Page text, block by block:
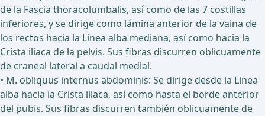
de la Fascia thoracolumbalis, así como de las 7 costillas
inferiores, y se dirige como lámina anterior de la vaina de
los rectos hacia la Linea alba mediana, así como hacia la
Crista iliaca de la pelvis. Sus fibras discurren oblicuamente
de craneal lateral a caudal medial.
• M. obliquus internus abdominis: Se dirige desde la Linea
alba hacia la Crista iliaca, así como hasta el borde anterior
del pubis. Sus fibras discurren también oblicuamente de